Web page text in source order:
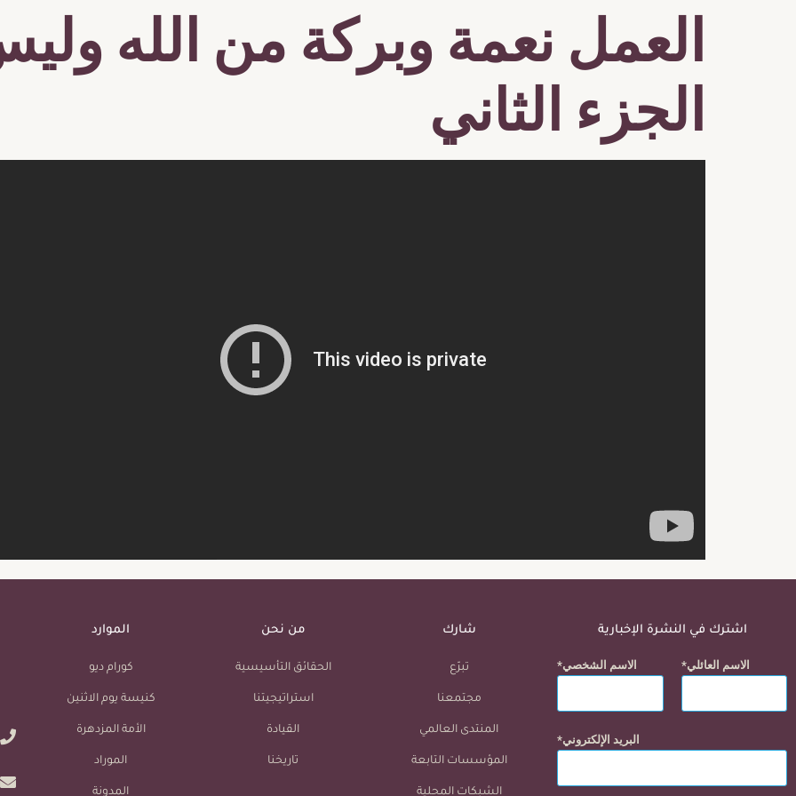
العمل نعمة وبركة من الله
الجزء الثاني
اشترك في النشرة الإخبارية
الاسم الشخصي الاسم العائلي
البريد الإلكتروني
شارك
تبرّع
مجتمعنا
المنتدى العالمي
المؤسسات التابعة
الشبكات المحلية
من نحن
الحقائق التأسيسية
استراتيجيتنا
القيادة
تاريخنا
الموارد
كورام ديو
كنيسة يوم الاثنين
الأمة المزدهرة
الموراد
المدونة